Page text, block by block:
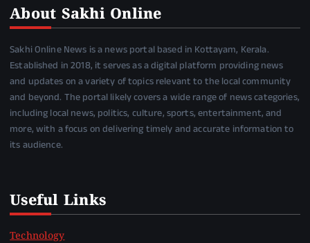
About Sakhi Online
Sakhi Online News is a news portal based in Kottayam, Kerala.
Established in 2018, it serves as a digital platform providing news
and updates on a variety of topics relevant to the local community
and beyond. The portal likely covers a wide range of news categories,
including local news, politics, culture, sports, entertainment, and
more, with a focus on delivering timely and accurate information to
its audience.
Useful Links
Technology